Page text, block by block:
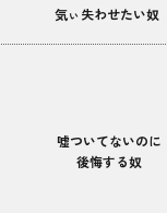
気ぃ失わせたい奴
嘘ついてないのに
後悔する奴